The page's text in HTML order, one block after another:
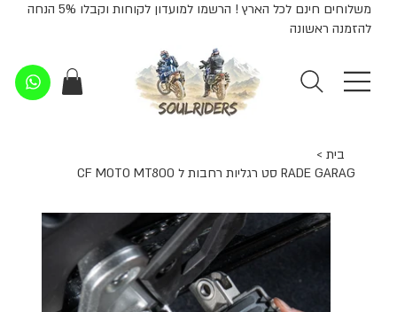
משלוחים חינם לכל הארץ ! הרשמו למועדון לקוחות וקבלו 5% הנחה
להזמנה ראשונה
בית >
RADE GARAG סט רגליות רחבות ל CF MOTO MT800